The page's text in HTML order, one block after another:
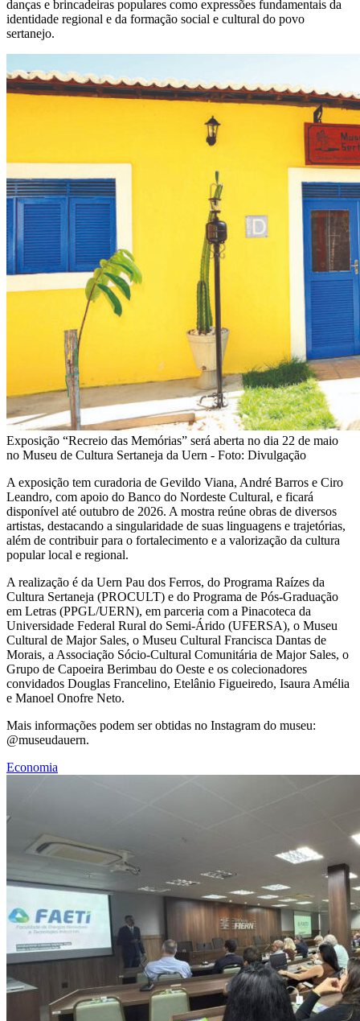
danças e brincadeiras populares como expressões fundamentais da
identidade regional e da formação social e cultural do povo
sertanejo.
Exposição “Recreio das Memórias” será aberta no dia 22 de maio
no Museu de Cultura Sertaneja da Uern - Foto: Divulgação
A exposição tem curadoria de Gevildo Viana, André Barros e Ciro
Leandro, com apoio do Banco do Nordeste Cultural, e ficará
disponível até outubro de 2026. A mostra reúne obras de diversos
artistas, destacando a singularidade de suas linguagens e trajetórias,
além de contribuir para o fortalecimento e a valorização da cultura
popular local e regional.
A realização é da Uern Pau dos Ferros, do Programa Raízes da
Cultura Sertaneja (PROCULT) e do Programa de Pós-Graduação
em Letras (PPGL/UERN), em parceria com a Pinacoteca da
Universidade Federal Rural do Semi-Árido (UFERSA), o Museu
Cultural de Major Sales, o Museu Cultural Francisca Dantas de
Morais, a Associação Sócio-Cultural Comunitária de Major Sales, o
Grupo de Capoeira Berimbau do Oeste e os colecionadores
convidados Douglas Francelino, Etelânio Figueiredo, Isaura Amélia
e Manoel Onofre Neto.
Mais informações podem ser obtidas no Instagram do museu:
@museudauern.
Economia